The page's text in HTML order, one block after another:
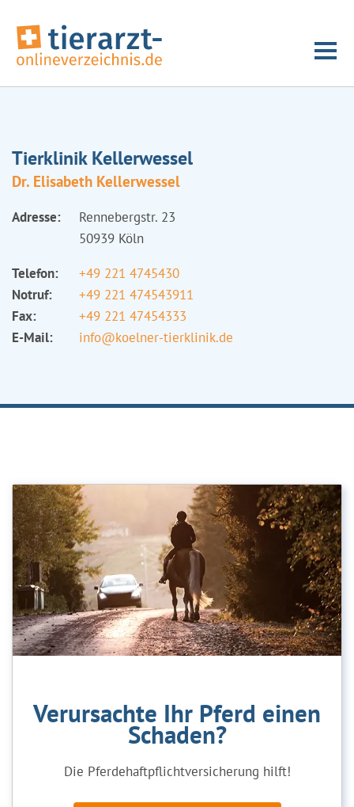
Tierklinik Kellerwessel
Dr. Elisabeth Kellerwessel
Adresse:
Rennebergstr. 23
50939 Köln
Telefon:
+49 221 4745430
Notruf:
+49 221 474543911
Fax:
+49 221 47454333
E-Mail:
info@koelner-tierklinik.de
Verursachte Ihr Pferd einen
Schaden?
Die Pferdehaftpflichtversicherung hilft!